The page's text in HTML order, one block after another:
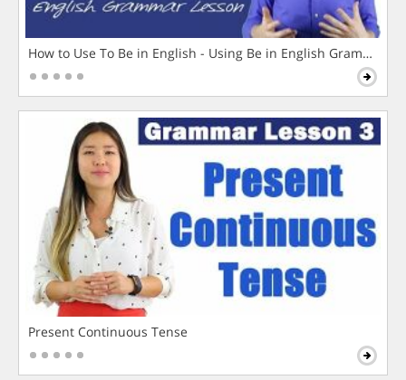
How to Use To Be in English - Using Be in English Grammar
Present Continuous Tense